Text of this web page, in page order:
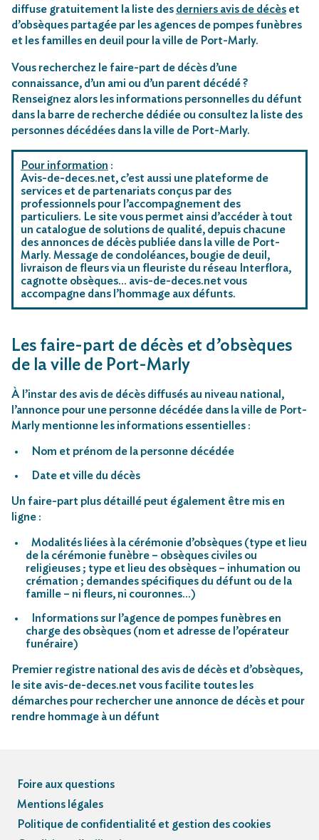
diffuse gratuitement la liste des derniers avis de décès et
d’obsèques partagée par les agences de pompes funèbres
et les familles en deuil pour la ville de Port-Marly.
Vous recherchez le faire-part de décès d’une
connaissance, d’un ami ou d’un parent décédé ?
Renseignez alors les informations personnelles du défunt
dans la barre de recherche dédiée ou consultez la liste des
personnes décédées dans la ville de Port-Marly.
Pour information :
Avis-de-deces.net, c’est aussi une plateforme de
services et de partenariats conçus par des
professionnels pour l’accompagnement des
particuliers. Le site vous permet ainsi d’accéder à tout
un catalogue de solutions de qualité, depuis chacune
des annonces de décès publiée dans la ville de Port-
Marly. Message de condoléances, bougie de deuil,
livraison de fleurs via un fleuriste du réseau Interflora,
cagnotte obsèques… avis-de-deces.net vous
accompagne dans l’hommage aux défunts.
Les faire-part de décès et d’obsèques
de la ville de Port-Marly
À l’instar des avis de décès diffusés au niveau national,
l’annonce pour une personne décédée dans la ville de Port-
Marly mentionne les informations essentielles :
Nom et prénom de la personne décédée
Date et ville du décès
Un faire-part plus détaillé peut également être mis en
ligne :
Modalités liées à la cérémonie d’obsèques (type et lieu
de la cérémonie funèbre – obsèques civiles ou
religieuses ; type et lieu des obsèques – inhumation ou
crémation ; demandes spécifiques du défunt ou de la
famille – ni fleurs, ni couronnes…)
Informations sur l’agence de pompes funèbres en
charge des obsèques (nom et adresse de l’opérateur
funéraire)
Premier registre national des avis de décès et d’obsèques,
le site avis-de-deces.net vous facilite toutes les
démarches pour rechercher une annonce de décès et pour
rendre hommage à un défunt
Foire aux questions
Mentions légales
Politique de confidentialité et gestion des cookies